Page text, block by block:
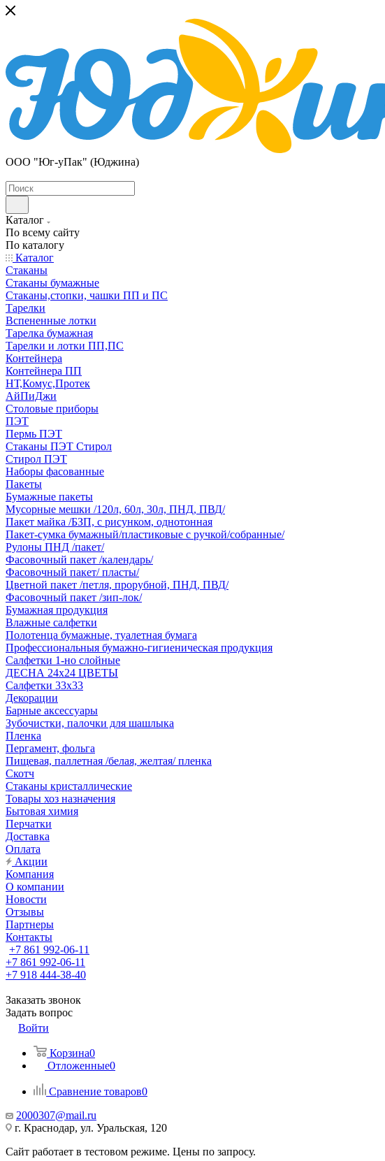
ООО "Юг-уПак" (Юджина)
Каталог
По всему сайту
По каталогу
Каталог
Стаканы
Стаканы бумажные
Стаканы,стопки, чашки ПП и ПС
Тарелки
Вспененные лотки
Тарелка бумажная
Тарелки и лотки ПП,ПС
Контейнера
Контейнера ПП
НТ,Комус,Протек
АйПиДжи
Столовые приборы
ПЭТ
Пермь ПЭТ
Стаканы ПЭТ Стирол
Стирол ПЭТ
Наборы фасованные
Пакеты
Бумажные пакеты
Мусорные мешки /120л, 60л, 30л, ПНД, ПВД/
Пакет майка /БЗП, с рисунком, однотонная
Пакет-сумка бумажный/пластиковые с ручкой/собранные/
Рулоны ПНД /пакет/
Фасовочный пакет /календарь/
Фасовочный пакет/ пласты/
Цветной пакет /петля, прорубной, ПНД, ПВД/
Фасовочный пакет /зип-лок/
Бумажная продукция
Влажные салфетки
Полотенца бумажные, туалетная бумага
Профессиональныя бумажно-гигиеническая продукция
Салфетки 1-но слойные
ДЕСНА 24х24 ЦВЕТЫ
Салфетки 33х33
Декорации
Барные аксессуары
Зубочистки, палочки для шашлыка
Пленка
Пергамент, фольга
Пищевая, паллетная /белая, желтая/ пленка
Скотч
Стаканы кристаллические
Товары хоз назначения
Бытовая химия
Перчатки
Доставка
Оплата
Акции
Компания
О компании
Новости
Отзывы
Партнеры
Контакты
+7 861 992-06-11
+7 861 992-06-11
+7 918 444-38-40
Заказать звонок
Задать вопрос
Войти
Корзина0
Отложенные0
Сравнение товаров0
2000307@mail.ru
г. Краснодар, ул. Уральская, 120
Сайт работает в тестовом режиме. Цены по запросу.